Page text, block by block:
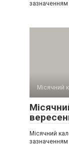
Місячний
Місячний